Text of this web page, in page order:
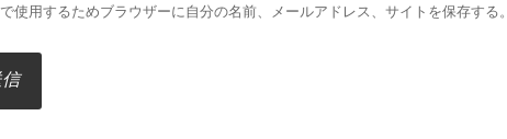
使用するためブラウザーに自分の名前、メールアドレス、サイトを保存する。